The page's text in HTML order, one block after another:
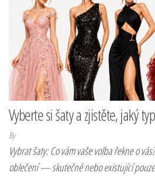
Vyberte si šaty a zjistěte, jaký
By
Vybrat šaty: Co vám vaše volba řekne o
oblečení — skutečné nebo existující